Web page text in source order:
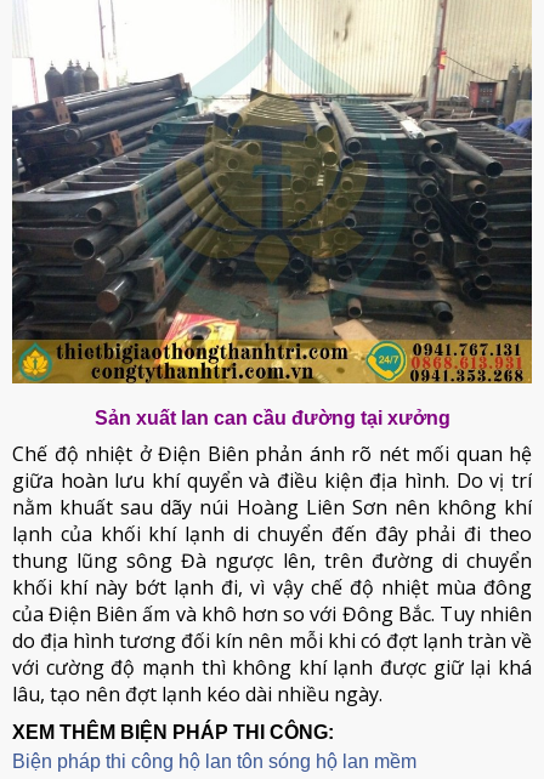
Sản xuất lan can cầu đường tại xưởng
Chế độ nhiệt ở Điện Biên phản ánh rõ nét mối quan hệ
giữa hoàn lưu khí quyển và điều kiện địa hình. Do vị trí
nằm khuất sau dãy núi Hoàng Liên Sơn nên không khí
lạnh của khối khí lạnh di chuyển đến đây phải đi theo
thung lũng sông Đà ngược lên, trên đường di chuyển
khối khí này bớt lạnh đi, vì vậy chế độ nhiệt mùa đông
của Điện Biên ấm và khô hơn so với Đông Bắc. Tuy nhiên
do địa hình tương đối kín nên mỗi khi có đợt lạnh tràn về
với cường độ mạnh thì không khí lạnh được giữ lại khá
lâu, tạo nên đợt lạnh kéo dài nhiều ngày.
XEM THÊM BIỆN PHÁP THI CÔNG:
Biện pháp thi công hộ lan tôn sóng hộ lan mềm